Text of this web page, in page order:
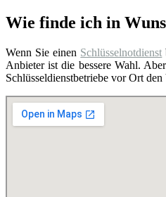
Wie finde ich in
Wenn Sie einen Schlüsselnotdienst
Anbieter ist die bessere Wahl.
Schlüsseldienstbetriebe vor Ort